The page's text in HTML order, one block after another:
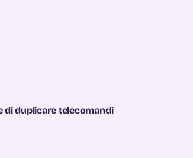
di duplicare telecomandi